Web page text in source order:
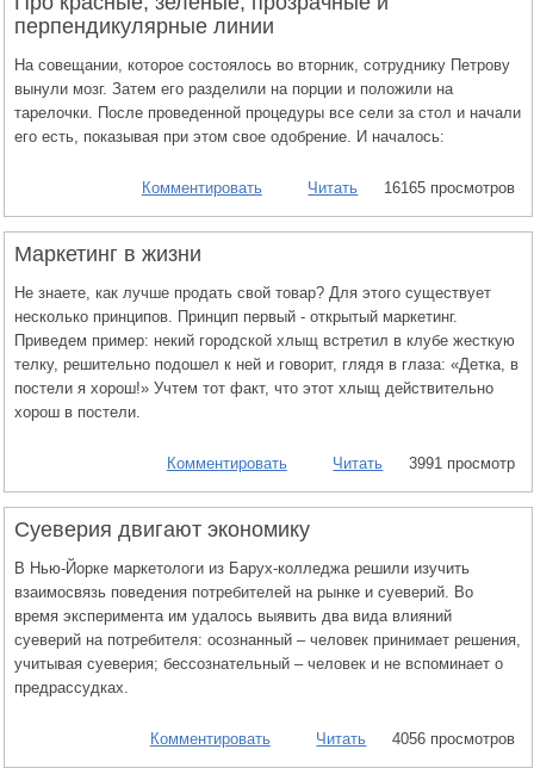
перпендикулярные линии
На совещании, которое состоялось во вторник, сотруднику Петрову
вынули мозг. Затем его разделили на порции и положили на
тарелочки. После проведенной процедуры все сели за стол и начали
его есть, показывая при этом свое одобрение. И началось:
Комментировать Читать 16165 просмотров
Маркетинг в жизни
Не знаете, как лучше продать свой товар? Для этого существует
несколько принципов. Принцип первый - открытый маркетинг.
Приведем пример: некий городской хлыщ встретил в клубе жесткую
телку, решительно подошел к ней и говорит, глядя в глаза: «Детка, в
постели я хорош!» Учтем тот факт, что этот хлыщ действительно
хорош в постели.
Комментировать Читать 3991 просмотр
Суеверия двигают экономику
В Нью-Йорке маркетологи из Барух-колледжа решили изучить
взаимосвязь поведения потребителей на рынке и суеверий. Во
время эксперимента им удалось выявить два вида влияний
суеверий на потребителя: осознанный – человек принимает решения,
учитывая суеверия; бессознательный – человек и не вспоминает о
предрассудках.
Комментировать Читать 4056 просмотров